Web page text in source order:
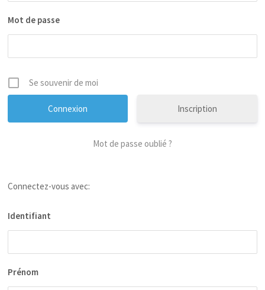
Mot de passe
Se souvenir de moi
Inscription
Mot de passe oublié ?
Connectez-vous avec:
Identifiant
Prénom